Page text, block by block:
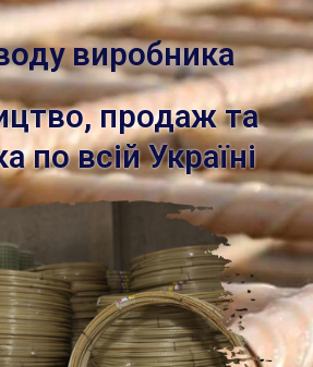
виробника
продаж та
по всій Україні